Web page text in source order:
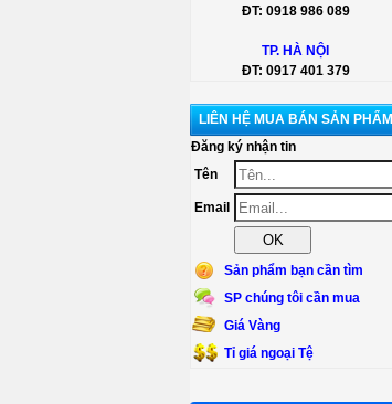
ĐT: 0918 986 089
TP. HÀ NỘI
ĐT: 0917 401 379
LIÊN HỆ MUA BÁN SẢN PHẨM
Đăng ký nhận tin
Tên
Email
Sản phẩm bạn cần tìm
SP chúng tôi cần mua
Giá Vàng
Tỉ giá ngoại Tệ